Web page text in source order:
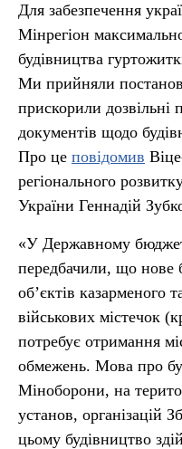
Для забезпечення
Мінрегіон
будівництва
Ми прийняли
прискорили дозвільні
документів щодо
Про це повідомив
регіонального
України Геннадій
«У Державному
передбачили, що нове
об’єктів казарменого
військових містечок
потребує отримання
обмежень. Мова про
Міноборони, на
установ, організацій
цьому будівництво